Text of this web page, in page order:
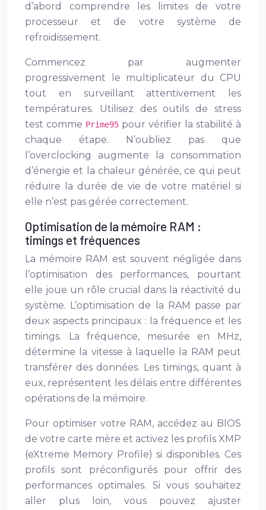
d’abord comprendre les limites de votre
processeur et de votre système de
refroidissement.
Commencez par augmenter
progressivement le multiplicateur du CPU
tout en surveillant attentivement les
températures. Utilisez des outils de stress
test comme Prime95 pour vérifier la stabilité à
chaque étape. N’oubliez pas que
l’overclocking augmente la consommation
d’énergie et la chaleur générée, ce qui peut
réduire la durée de vie de votre matériel si
elle n’est pas gérée correctement.
Optimisation de la mémoire RAM :
timings et fréquences
La mémoire RAM est souvent négligée dans
l’optimisation des performances, pourtant
elle joue un rôle crucial dans la réactivité du
système. L’optimisation de la RAM passe par
deux aspects principaux : la fréquence et les
timings. La fréquence, mesurée en MHz,
détermine la vitesse à laquelle la RAM peut
transférer des données. Les timings, quant à
eux, représentent les délais entre différentes
opérations de la mémoire.
Pour optimiser votre RAM, accédez au BIOS
de votre carte mère et activez les profils XMP
(eXtreme Memory Profile) si disponibles. Ces
profils sont préconfigurés pour offrir des
performances optimales. Si vous souhaitez
aller plus loin, vous pouvez ajuster